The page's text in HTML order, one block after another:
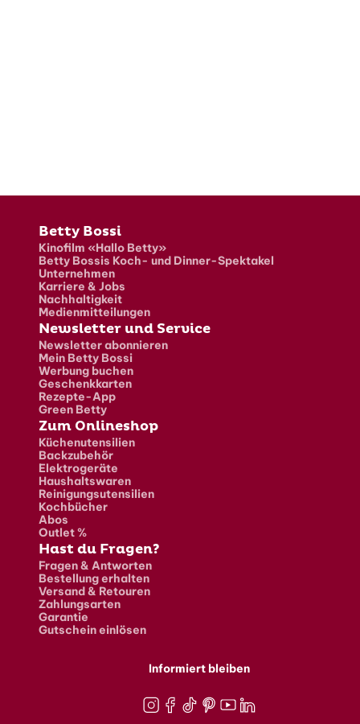
Fusszeile
Betty Bossi
Kinofilm «Hallo Betty»
Betty Bossis Koch- und Dinner-Spektakel
Unternehmen
Karriere & Jobs
Nachhaltigkeit
Medienmitteilungen
Newsletter und Service
Newsletter abonnieren
Mein Betty Bossi
Werbung buchen
Geschenkkarten
Rezepte-App
Green Betty
Zum Onlineshop
Küchenutensilien
Backzubehör
Elektrogeräte
Haushaltswaren
Reinigungsutensilien
Kochbücher
Abos
Outlet %
Hast du Fragen?
Fragen & Antworten
Bestellung erhalten
Versand & Retouren
Zahlungsarten
Garantie
Gutschein einlösen
Informiert bleiben